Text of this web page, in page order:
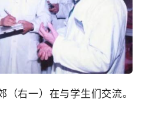
右一）在与学生们交流。